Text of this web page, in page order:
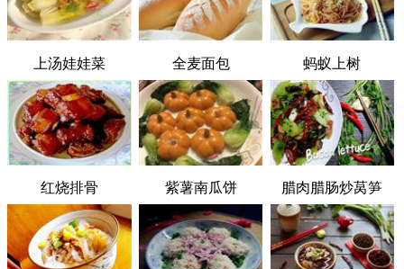
上汤娃娃菜 全麦面包 蚂蚁上树
红烧排骨 紫薯南瓜饼 腊肉腊肠炒莴笋